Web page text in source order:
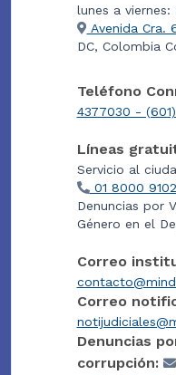
lunes a
Avenida Cra.
DC, Colombia
Teléfono
4377030 -
Líneas
Servicio al
01 8000
Denuncias por
Género en el
Correo
Correo
Denuncias
corrupción: